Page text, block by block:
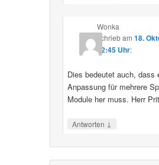
Wonka
schriebam 18.
12:45 Uhr:
Dies bedeutet auch, dass
Anpassung für mehrere
Module her muss. Herr
Antworten ↓